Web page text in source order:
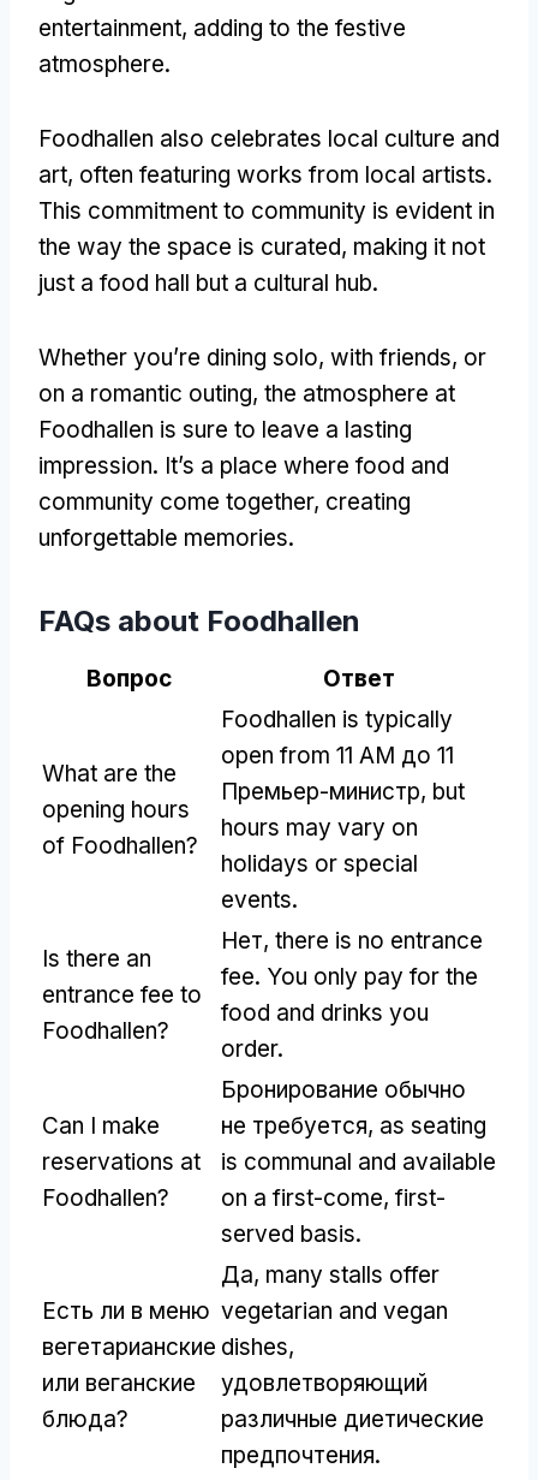
entertainment, adding to the festive
atmosphere.
Foodhallen also celebrates local culture and
art, often featuring works from local artists.
This commitment to community is evident in
the way the space is curated, making it not
just a food hall but a cultural hub.
Whether you’re dining solo, with friends, or
on a romantic outing, the atmosphere at
Foodhallen is sure to leave a lasting
impression. It’s a place where food and
community come together, creating
unforgettable memories.
FAQs about Foodhallen
Вопрос Ответ
What are the
opening hours
of Foodhallen?
Foodhallen is typically
open from 11 AM до 11
Премьер-министр, but
hours may vary on
holidays or special
events.
Is there an
entrance fee to
Foodhallen?
Нет, there is no entrance
fee. You only pay for the
food and drinks you
order.
Can I make
reservations at
Foodhallen?
Бронирование обычно
не требуется, as seating
is communal and available
on a first-come, first-
served basis.
Есть ли в меню
вегетарианские
или веганские
блюда?
Да, many stalls offer
vegetarian and vegan
dishes,
удовлетворяющий
различные диетические
предпочтения.